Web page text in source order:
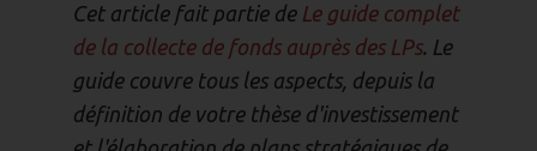
Cet article fait partie de Le guide complet
de la collecte de fonds auprès des LPs. Le
guide couvre tous les aspects, depuis la
définition de votre thèse d'investissement